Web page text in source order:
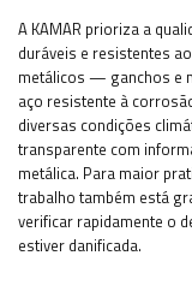
A KAMAR prioriza a
duráveis ​​e resistentes
metálicos — ganchos e
aço resistente à
diversas condições
transparente com
metálica. Para maior
trabalho também está
verificar rapidamente o
estiver danificada.